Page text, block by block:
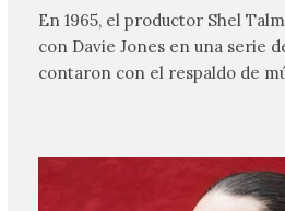
En 1965, el productor Shel
con Davie Jones en una serie
contaron con el respaldo de